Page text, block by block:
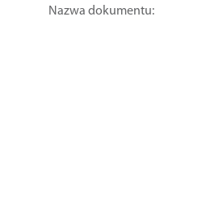
Nazwa dokumentu: